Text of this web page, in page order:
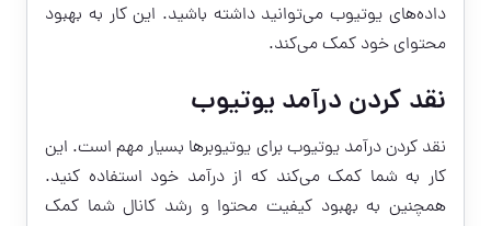
داده‌های یوتیوب می‌توانید داشته باشید. این کار به بهبود
محتوای خود کمک می‌کند.
نقد کردن درآمد یوتیوب
نقد کردن درآمد یوتیوببرای یوتیوبرها بسیار مهم است. این
کار به شما کمک می‌کند که از درآمد خود استفاده کنید.
همچنین به بهبود کیفیت محتوا و رشد کانال شما کمک